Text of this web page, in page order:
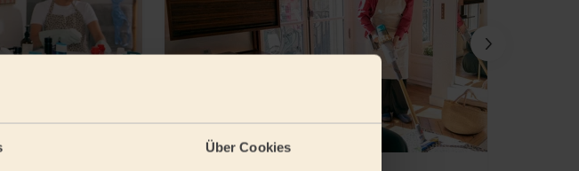
Über Cookies